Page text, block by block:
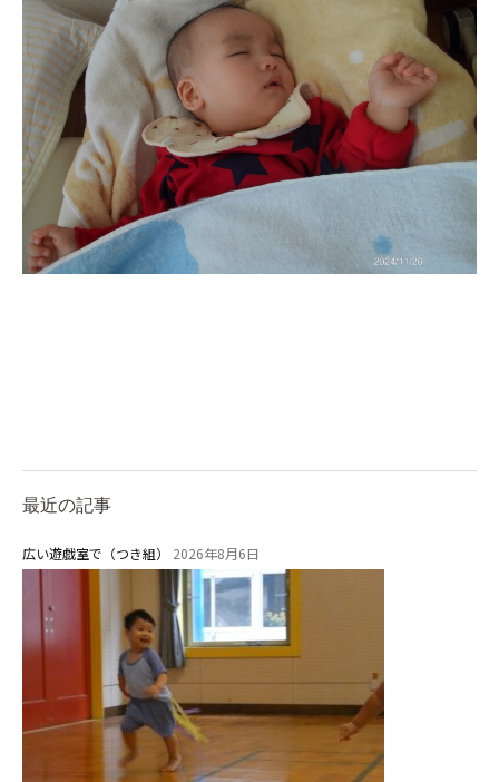
最近の記事
広い遊戯室で（つき組） 2026年8月6日
お知らせ
今日の幼稚園